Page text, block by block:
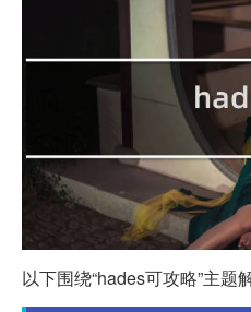
以下围绕“hades可攻略”主题